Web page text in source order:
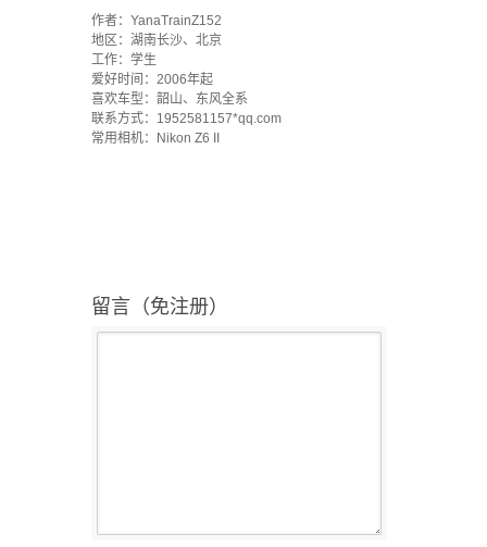
作者：YanaTrainZ152
地区：湖南长沙、北京
工作：学生
爱好时间：2006年起
喜欢车型：韶山、东风全系
联系方式：1952581157*qq.com
常用相机：Nikon Z6 II
留言（免注册）